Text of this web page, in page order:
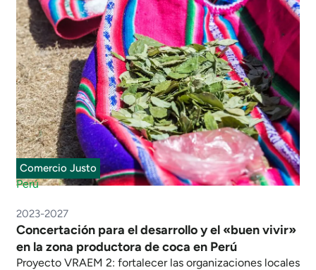
Comercio Justo
Perú
2023-2027
Concertación para el desarrollo y el «buen vivir»
en la zona productora de coca en Perú
Proyecto VRAEM 2: fortalecer las organizaciones locales